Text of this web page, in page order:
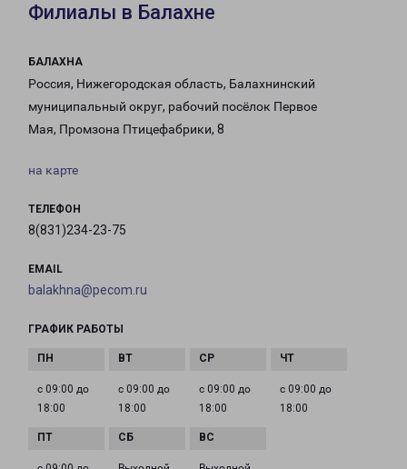
Филиалы в Балахне
БАЛАХНА
Россия, Нижегородская область, Балахнинский
муниципальный округ, рабочий посёлок Первое
Мая, Промзона Птицефабрики, 8
на карте
ТЕЛЕФОН
8(831)234-23-75
EMAIL
balakhna@pecom.ru
ГРАФИК РАБОТЫ
с 09:00 до
18:00
с 09:00 до
18:00
с 09:00 до
18:00
с 09:00 до
18:00